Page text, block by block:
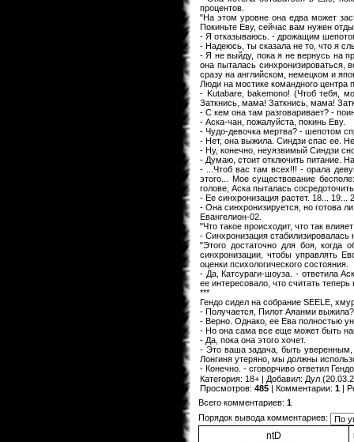
процентов.
"На этом уровне она едва может
Покиньте Еву, сейчас вам нужен
- Я отказываюсь. - дрожащим
- Надеюсь, ты сказала не то, что я
- Я не выйду, пока я не вернусь на
она пыталась синхронизироваться,
сразу на английском, немецком и
Люди на мостике командного центра
- Kutabare, bakemono! (Чтоб тебя,
Заткнись, мама! Заткнись, мама!
- С кем она там разговаривает? -
- Аска-чан, пожалуйста, покинь Еву.
- Чудо-девочка мертва? - шепотом
- Нет, она выжила. Синдзи спас ее.
- Ну, конечно, неуязвимый Синдзи
- Думаю, стоит отключить питание.
- ...Чтоб вас там всех!!! - орала
этого... Мое существование
голове, Аска пыталась
- Ее синхронизация растет. 18... 19...
- Она синхронизируется, но готова
Евангелион-02.
"Что такое происходит, что так
- Синхронизация стабилизировалась
"Этого достаточно для боя, когда
синхронизации, чтобы управлять
оценки психологического состояния.
- Да, Катсураги-шоуза. - ответила
ее интересовало, что считать
***
Гендо сидел на собрание SEELE,
- Получается, Пилот Аяанми
- Верно. Однако, ее Ева полностью
- Но она сама все еще может быть
- Да, пока она этого хочет.
- Это ваша задача, быть уверенным,
Лонгиня утеряно, мы должны
- Конечно. - сговорчиво ответил
Категория: 18+ | Добавил: Дул
Просмотров: 485 | Комментарии: 1 |
Всего комментариев: 1
Порядок вывода комментариев:
ntD